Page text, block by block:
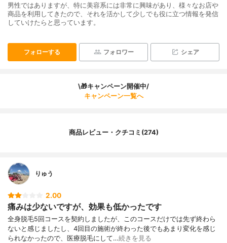
男性ではありますが、特に美容系には非常に興味があり、様々なお店や
商品を利用してきたので、それを活かして少しでも役に立つ情報を発信
していけたらと思っています。
フォローする フォロワー シェア
\🎁キャンペーン開催中/
キャンペーン一覧へ
商品レビュー・クチコミ(274)
りゅう
2.00
痛みは少ないですが、効果も低かったです
全身脱毛5回コースを契約しましたが、このコースだけでは先ず終わら
ないと感じましたし、4回目の施術が終わった後でもあまり変化を感じ
られなかったので、医療脱毛にして…続きを見る